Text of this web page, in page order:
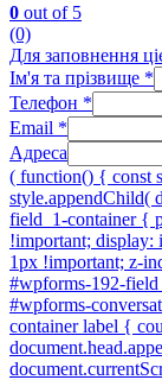
0 out of 5
(0)
Для заповнення
Ім'я та прізвище *
Телефон *
Email *
Адреса
( function() { const
style.appendChild(
field_1-container {
!important; display:
1px !important; z-
#wpforms-192-
#wpforms-
container label {